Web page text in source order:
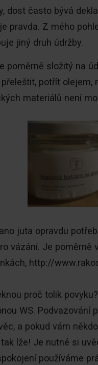
dost často bývá
pravda. Z mého
jiný druh údržby.
poměrně složitý na
přeleštit, potřít
materiálů není
juta opravdu
vázání. Je poměrně
http://
proč tolik
WS.
a pokud vám
lže! Je nutné si
používáme